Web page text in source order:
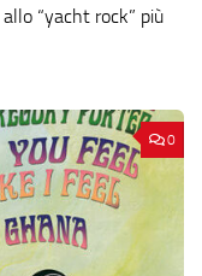
“yacht rock” più
0